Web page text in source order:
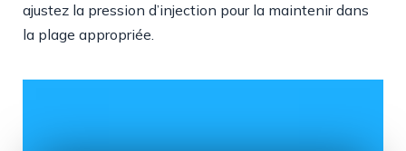
ajustez la pression d’injection pour la maintenir dans
la plage appropriée.